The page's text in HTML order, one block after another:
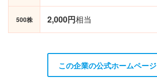
500株 2,000円相当
この企業の公式ホームページ